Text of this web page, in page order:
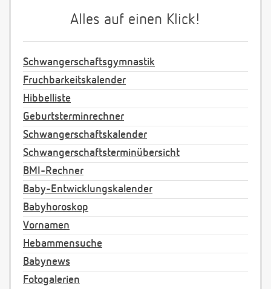
Alles auf einen Klick!
Schwangerschaftsgymnastik
Fruchbarkeitskalender
Hibbelliste
Geburtsterminrechner
Schwangerschaftskalender
Schwangerschaftsterminübersicht
BMI-Rechner
Baby-Entwicklungskalender
Babyhoroskop
Vornamen
Hebammensuche
Babynews
Fotogalerien